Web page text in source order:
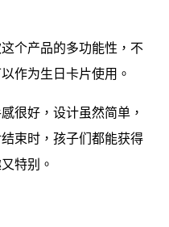
这个产品的多功能性，不
作为生日卡片使用。
很好，设计虽然简单，
束时，孩子们都能获得
特别。